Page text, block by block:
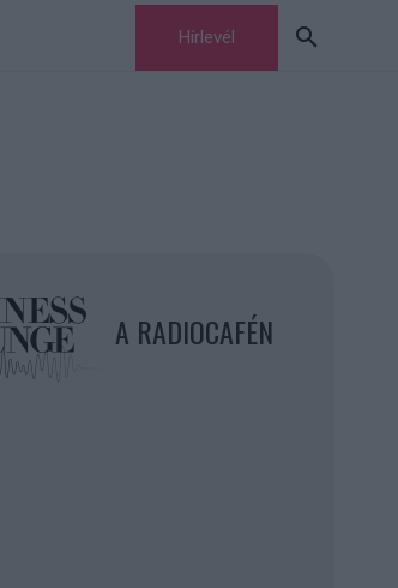
Hírlevél
A RADIOCAFÉN